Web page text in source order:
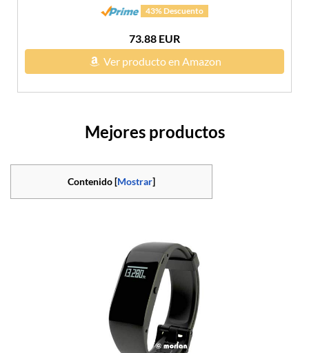
43% Descuento
73.88 EUR
Ver producto en Amazon
Mejores productos
Contenido [Mostrar]